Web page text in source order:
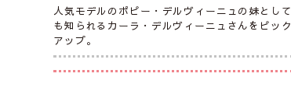
人気モデルのポピー・デルヴィーニュの妹として
も知られるカーラ・デルヴィーニュさんをピック
アップ。